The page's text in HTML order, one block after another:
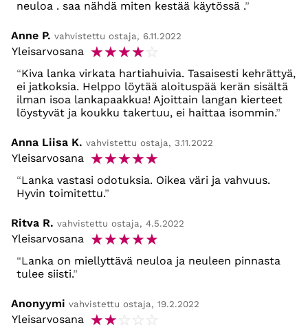
neuloa . saa nähdä miten kestää käytössä .
Anne P. vahvistettu ostaja, 6.11.2022
Yleisarvosana ☆☆☆☆☆
Kiva lanka virkata hartiahuivia. Tasaisesti kehrättyä,
ei jatkoksia. Helppo löytää aloituspää kerän sisältä
ilman isoa lankapaakkua! Ajoittain langan kierteet
löystyvät ja koukku takertuu, ei haittaa isommin.
Anna Liisa K. vahvistettu ostaja, 3.11.2022
Yleisarvosana ☆☆☆☆☆
Lanka vastasi odotuksia. Oikea väri ja vahvuus.
Hyvin toimitettu.
Ritva R. vahvistettu ostaja, 4.5.2022
Yleisarvosana ☆☆☆☆☆
Lanka on miellyttävä neuloa ja neuleen pinnasta
tulee siisti.
Anonyymi vahvistettu ostaja, 19.2.2022
Yleisarvosana ☆☆☆ ☆ ☆